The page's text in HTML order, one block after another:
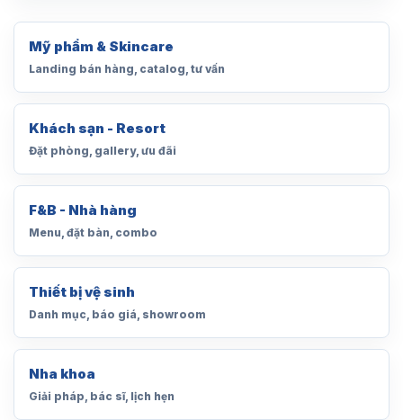
Mỹ phẩm & Skincare
Landing bán hàng, catalog, tư vấn
Khách sạn - Resort
Đặt phòng, gallery, ưu đãi
F&B - Nhà hàng
Menu, đặt bàn, combo
Thiết bị vệ sinh
Danh mục, báo giá, showroom
Nha khoa
Giải pháp, bác sĩ, lịch hẹn